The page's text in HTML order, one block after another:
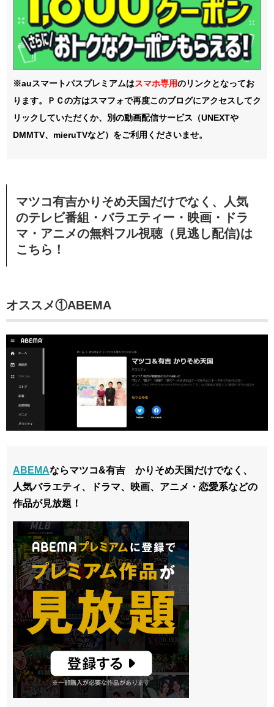
※auスマートパスプレミアムはスマホ専用のリンクとなってお
ります。ＰＣの方はスマフォで再度このブログにアクセスしてク
リックしていただくか、別の動画配信サービス（UNEXTや
DMMTV、mieruTVなど）をご利用くださいませ。
マツコ有吉かりそめ天国だけでなく、人気
のテレビ番組・バラエティー・映画・ドラ
マ・アニメの無料フル視聴（見逃し配信)は
こちら！
オススメ①ABEMA
ABEMAならマツコ&有吉 かりそめ天国だけでなく、
人気バラエティ、ドラマ、映画、アニメ・恋愛系などの
作品が見放題！